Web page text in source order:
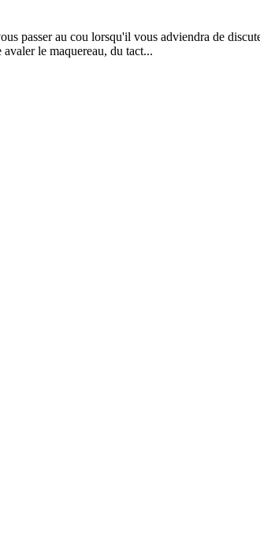
passer au cou lorsqu'il vous adviendra de
le maquereau, du tact...